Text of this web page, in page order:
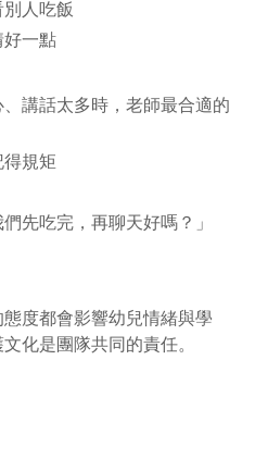
人吃飯
好一點
講話太多時，老師最合適的
規矩
先吃完，再聊天好嗎？」
度都會影響幼兒情緒與學
化是團隊共同的責任。